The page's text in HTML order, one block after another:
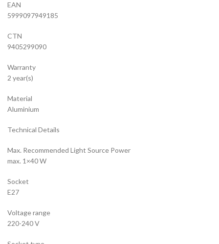
EAN
5999097949185
CTN
9405299090
Warranty
2 year(s)
Material
Aluminium
Technical Details
Max. Recommended Light Source Power
max. 1×40 W
Socket
E27
Voltage range
220-240 V